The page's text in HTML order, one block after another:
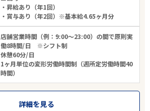
・昇給あり（年1回）
・賞与あり（年2回）※基本給4.65ヶ月分
店舗営業時間（例：9:00～23:00）の間で原則実
働8時間/日 ※シフト制
休憩60分/日
1ヶ月単位の変形労働時間制（週所定労働時間40
時間）
詳細を見る